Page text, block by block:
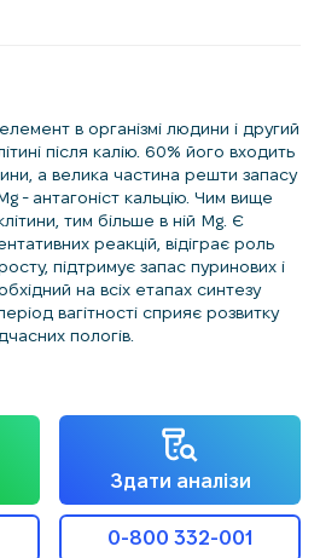
в організмі людини і другий
після калію. 60% його входить
а велика частина решти запасу
- антагоніст кальцію. Чим вище
тим більше в ній Mg. Є
реакцій, відіграє роль
підтримує запас пуринових і
на всіх етапах синтезу
вагітності сприяє розвитку
пологів.
Здати аналізи
0-800 332-001